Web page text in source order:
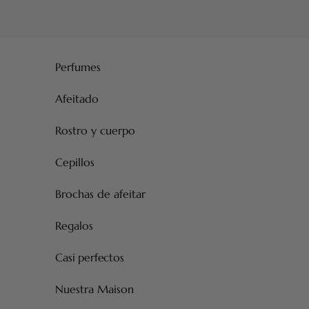
Perfumes
Afeitado
Rostro y cuerpo
Cepillos
Brochas de afeitar
Regalos
Casi perfectos
Nuestra Maison